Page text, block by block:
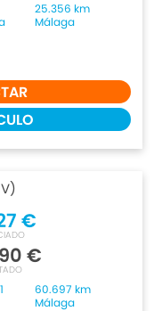
25.356 km
Málaga
€
€
60.697 km
Málaga